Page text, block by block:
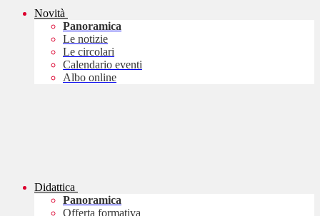
Novità
Panoramica
Le notizie
Le circolari
Calendario eventi
Albo online
Didattica
Panoramica
Offerta formativa